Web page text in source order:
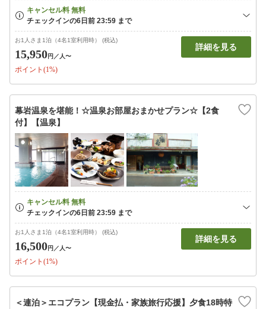
お1人さま1泊（4名1室利用時） (税込)
15,950円 ／人〜
ポイント(1%)
詳細を見る
幕岩温泉を堪能！☆温泉お部屋おまかせプラン☆【2食
付】【温泉】
お1人さま1泊（4名1室利用時） (税込)
16,500円 ／人〜
ポイント(1%)
詳細を見る
＜連泊＞エコプラン【現金払・家族旅行応援】夕食18時特